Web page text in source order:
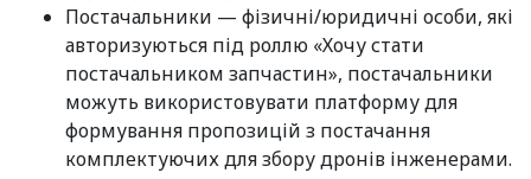
Постачальники — фізичні/юридичні особи, які
авторизуються під роллю «Хочу стати
постачальником запчастин», постачальники
можуть використовувати платформу для
формування пропозицій з постачання
комплектуючих для збору дронів інженерами.